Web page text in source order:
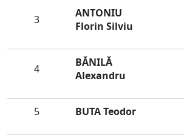
3
ANTONIU
Florin Silviu
4
BĂNILĂ
Alexandru
5 BUTA Teodor